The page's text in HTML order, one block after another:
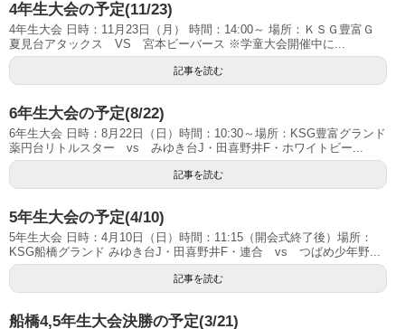
4年生大会の予定(11/23)
4年生大会 日時：11月23日（月） 時間：14:00～ 場所：ＫＳＧ豊富Ｇ
夏見台アタックス VS 宮本ビーバース ※学童大会開催中に...
記事を読む
6年生大会の予定(8/22)
6年生大会 日時：8月22日（日）時間：10:30～場所：KSG豊富グランド
薬円台リトルスター vs みゆき台J・田喜野井F・ホワイトビー...
記事を読む
5年生大会の予定(4/10)
5年生大会 日時：4月10日（日）時間：11:15（開会式終了後）場所：
KSG船橋グランド みゆき台J・田喜野井F・連合 vs つばめ少年野...
記事を読む
船橋4,5年生大会決勝の予定(3/21)